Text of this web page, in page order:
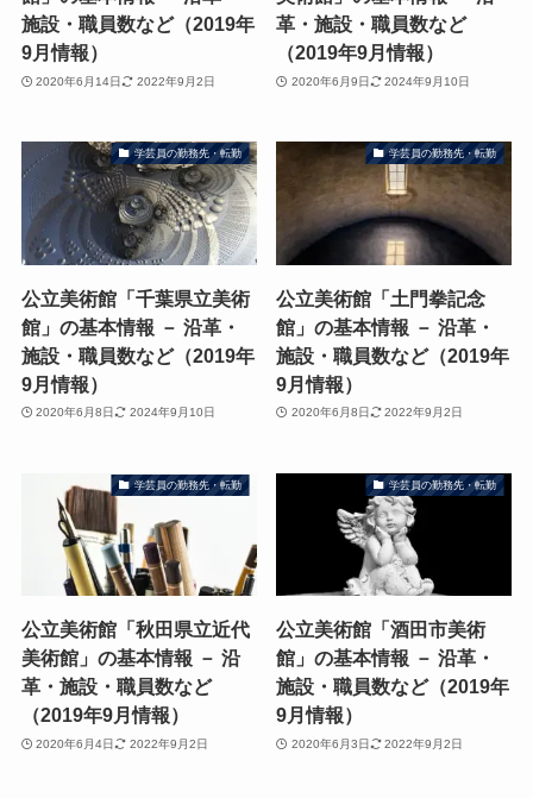
施設・職員数など（2019年
9月情報）
2020年6月14日 2022年9月2日
革・施設・職員数など
（2019年9月情報）
2020年6月9日 2024年9月10日
学芸員の勤務先・転勤
公立美術館「千葉県立美術
館」の基本情報 － 沿革・
施設・職員数など（2019年
9月情報）
2020年6月8日 2024年9月10日
学芸員の勤務先・転勤
公立美術館「土門拳記念
館」の基本情報 － 沿革・
施設・職員数など（2019年
9月情報）
2020年6月8日 2022年9月2日
学芸員の勤務先・転勤
公立美術館「秋田県立近代
美術館」の基本情報 － 沿
革・施設・職員数など
（2019年9月情報）
2020年6月4日 2022年9月2日
学芸員の勤務先・転勤
公立美術館「酒田市美術
館」の基本情報 － 沿革・
施設・職員数など（2019年
9月情報）
2020年6月3日 2022年9月2日